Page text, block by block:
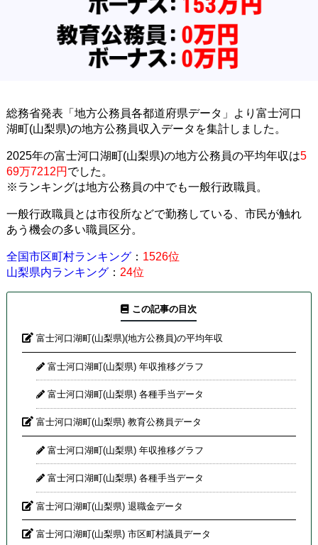
総務省発表「地方公務員各都道府県データ」より富士河口
湖町(山梨県)の地方公務員収入データを集計しました。
2025年の富士河口湖町(山梨県)の地方公務員の平均年収は5
69万7212円 でした。
※ランキングは地方公務員の中でも一般行政職員。
一般行政職員とは市役所などで勤務している、市民が触れ
あう機会の多い職員区分。
全国市区町村ランキング： 1526位
山梨県内ランキング： 24位
この記事の目次
富士河口湖町(山梨県)(地方公務員)の平均年収
富士河口湖町(山梨県) 年収推移グラフ
富士河口湖町(山梨県) 各種手当データ
富士河口湖町(山梨県) 教育公務員データ
富士河口湖町(山梨県) 年収推移グラフ
富士河口湖町(山梨県) 各種手当データ
富士河口湖町(山梨県) 退職金データ
富士河口湖町(山梨県) 市区町村議員データ